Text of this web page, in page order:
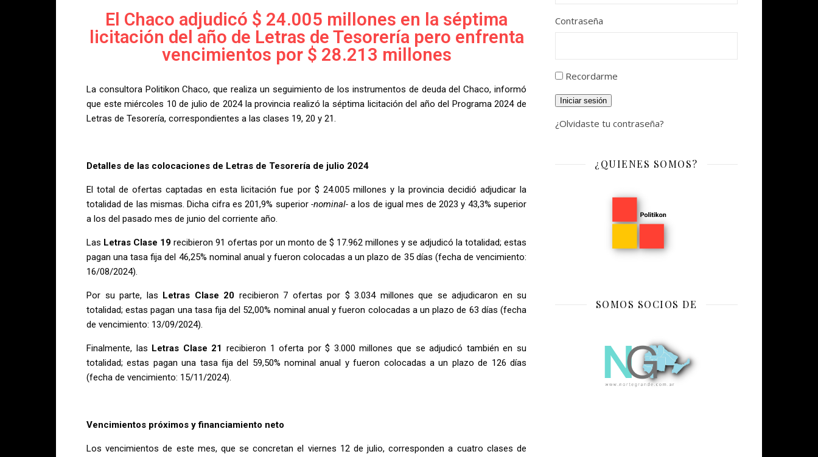
El Chaco adjudicó $ 24.005 millones en la séptima
licitación del año de Letras de Tesorería pero enfrenta
vencimientos por $ 28.213 millones
La consultora Politikon Chaco, que realiza un seguimiento de los instrumentos de deuda del Chaco, informó
que este miércoles 10 de julio de 2024 la provincia realizó la séptima licitación del año del Programa 2024 de
Letras de Tesorería, correspondientes a las clases 19, 20 y 21.
Detalles de las colocaciones de Letras de Tesorería de julio 2024
El total de ofertas captadas en esta licitación fue por $ 24.005 millones y la provincia decidió adjudicar la
totalidad de las mismas. Dicha cifra es 201,9% superior-nominal-a los de igual mes de 2023 y 43,3% superior
a los del pasado mes de junio del corriente año.
Las Letras Clase 19 recibieron 91 ofertas por un monto de $ 17.962 millones y se adjudicó la totalidad; estas
pagan una tasa fija del 46,25% nominal anual y fueron colocadas a un plazo de 35 días (fecha de vencimiento:
16/08/2024).
Por su parte, las Letras Clase 20 recibieron 7 ofertas por $ 3.034 millones que se adjudicaron en su
totalidad; estas pagan una tasa fija del 52,00% nominal anual y fueron colocadas a un plazo de 63 días (fecha
de vencimiento: 13/09/2024).
Finalmente, las Letras Clase 21 recibieron 1 oferta por $ 3.000 millones que se adjudicó también en su
totalidad; estas pagan una tasa fija del 59,50% nominal anual y fueron colocadas a un plazo de 126 días
(fecha de vencimiento: 15/11/2024).
Vencimientos próximos y financiamiento neto
Los vencimientos de este mes, que se concretan el viernes 12 de julio, corresponden a cuatro clases de
Contraseña
Recordarme
Iniciar sesión
¿Olvidaste tu contraseña?
¿QUIENES SOMOS?
SOMOS SOCIOS DE